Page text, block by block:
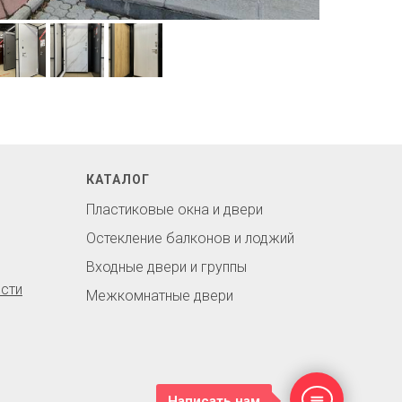
КАТАЛОГ
Пластиковые окна и двери
Остекление балконов и лоджий
Входные двери и группы
Межкомнатные двери